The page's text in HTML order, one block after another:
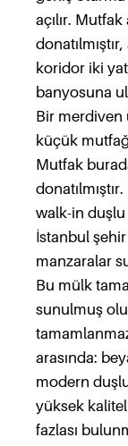
açılır.
koridor iki
banyosuna
Bir merdiven
küçük
Mutfak
walk-in duşlu
İstanbul
manzaralar
Bu mülk
sunulmuş
arasında:
modern
yüksek
fazlası